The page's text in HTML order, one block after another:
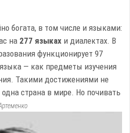
богата, в том числе и языками:
на 277 языках и диалектах. В
функционирует 97
— как предметы изучения
Такими достижениями не
страна в мире. Но почивать